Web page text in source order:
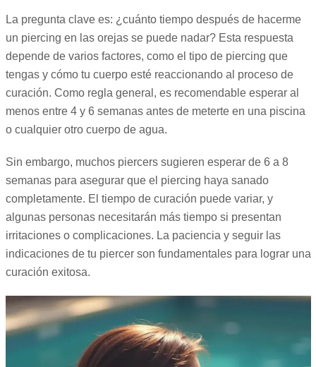
La pregunta clave es: ¿cuánto tiempo después de hacerme
un piercing en las orejas se puede nadar? Esta respuesta
depende de varios factores, como el tipo de piercing que
tengas y cómo tu cuerpo esté reaccionando al proceso de
curación. Como regla general, es recomendable esperar al
menos entre 4 y 6 semanas antes de meterte en una piscina
o cualquier otro cuerpo de agua.
Sin embargo, muchos piercers sugieren esperar de 6 a 8
semanas para asegurar que el piercing haya sanado
completamente. El tiempo de curación puede variar, y
algunas personas necesitarán más tiempo si presentan
irritaciones o complicaciones. La paciencia y seguir las
indicaciones de tu piercer son fundamentales para lograr una
curación exitosa.